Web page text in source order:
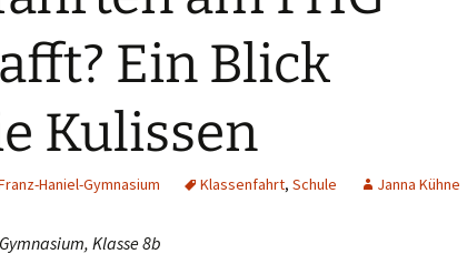
Dormagen
Duisburg
Düsseldorf
Emmerich
Ein Blick
Kulissen
Haniel-Gymnasium Klassenfahrt, Schule Janna Kühne
Klasse 8b